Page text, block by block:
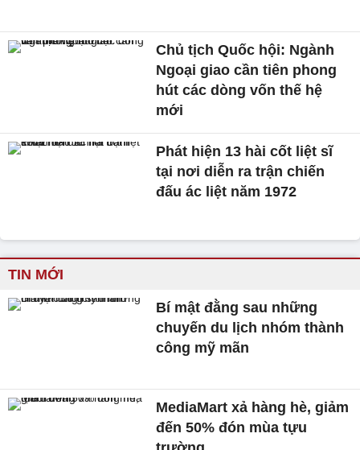
Chủ tịch Quốc hội: Ngành
Ngoại giao cần tiên phong
hút các dòng vốn thế hệ
mới
Phát hiện 13 hài cốt liệt sĩ
tại nơi diễn ra trận chiến
đấu ác liệt năm 1972
TIN MỚI
Bí mật đằng sau những
chuyến du lịch nhóm thành
công mỹ mãn
MediaMart xả hàng hè, giảm
đến 50% đón mùa tựu